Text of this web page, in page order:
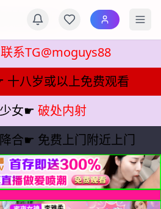
蘑菇影视
联系TG@moguys88
十八岁或以上免费观看
女☛ 破处内射
合☛ 免费上门附近上门